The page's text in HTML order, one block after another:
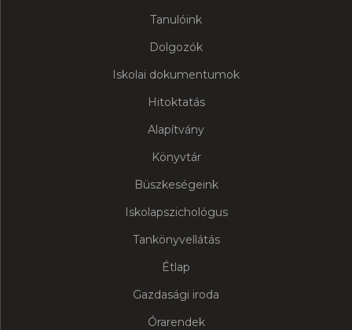
Tanulóink
Dolgozók
Iskolai dokumentumok
Hitoktatás
Alapítvány
Könyvtár
Büszkeségeink
Iskolapszichológus
Tankönyvellátás
Étlap
Gazdasági iroda
Órarendek